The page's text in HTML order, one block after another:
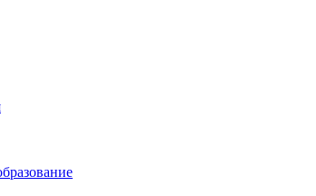
имени М. И. Глинки
имени М. И. Глинки —
указом министерства культуры
единственным за пределами